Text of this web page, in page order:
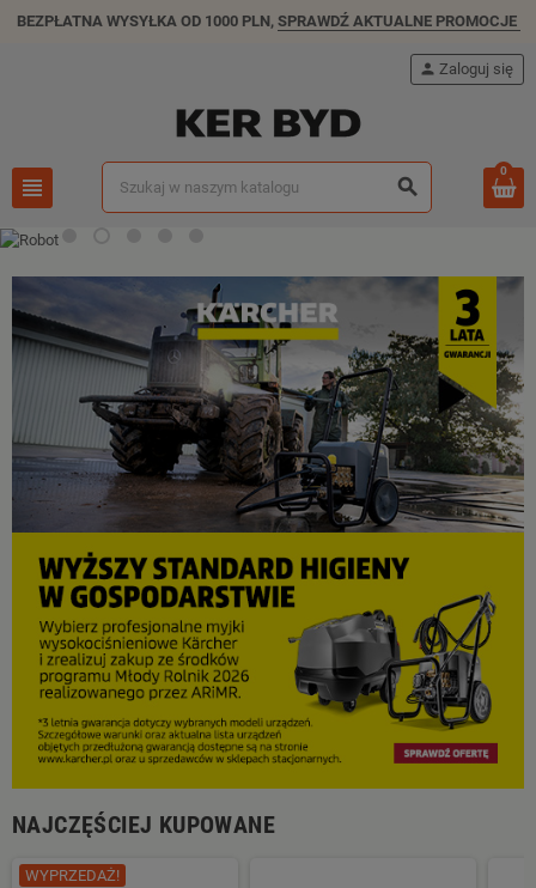
BEZPŁATNA WYSYŁKA OD 1000 PLN, SPRAWDŹ AKTUALNE PROMOCJE
view_headline search
person Zaloguj się
0
NAJCZĘŚCIEJ KUPOWANE
WYPRZEDAŻ!